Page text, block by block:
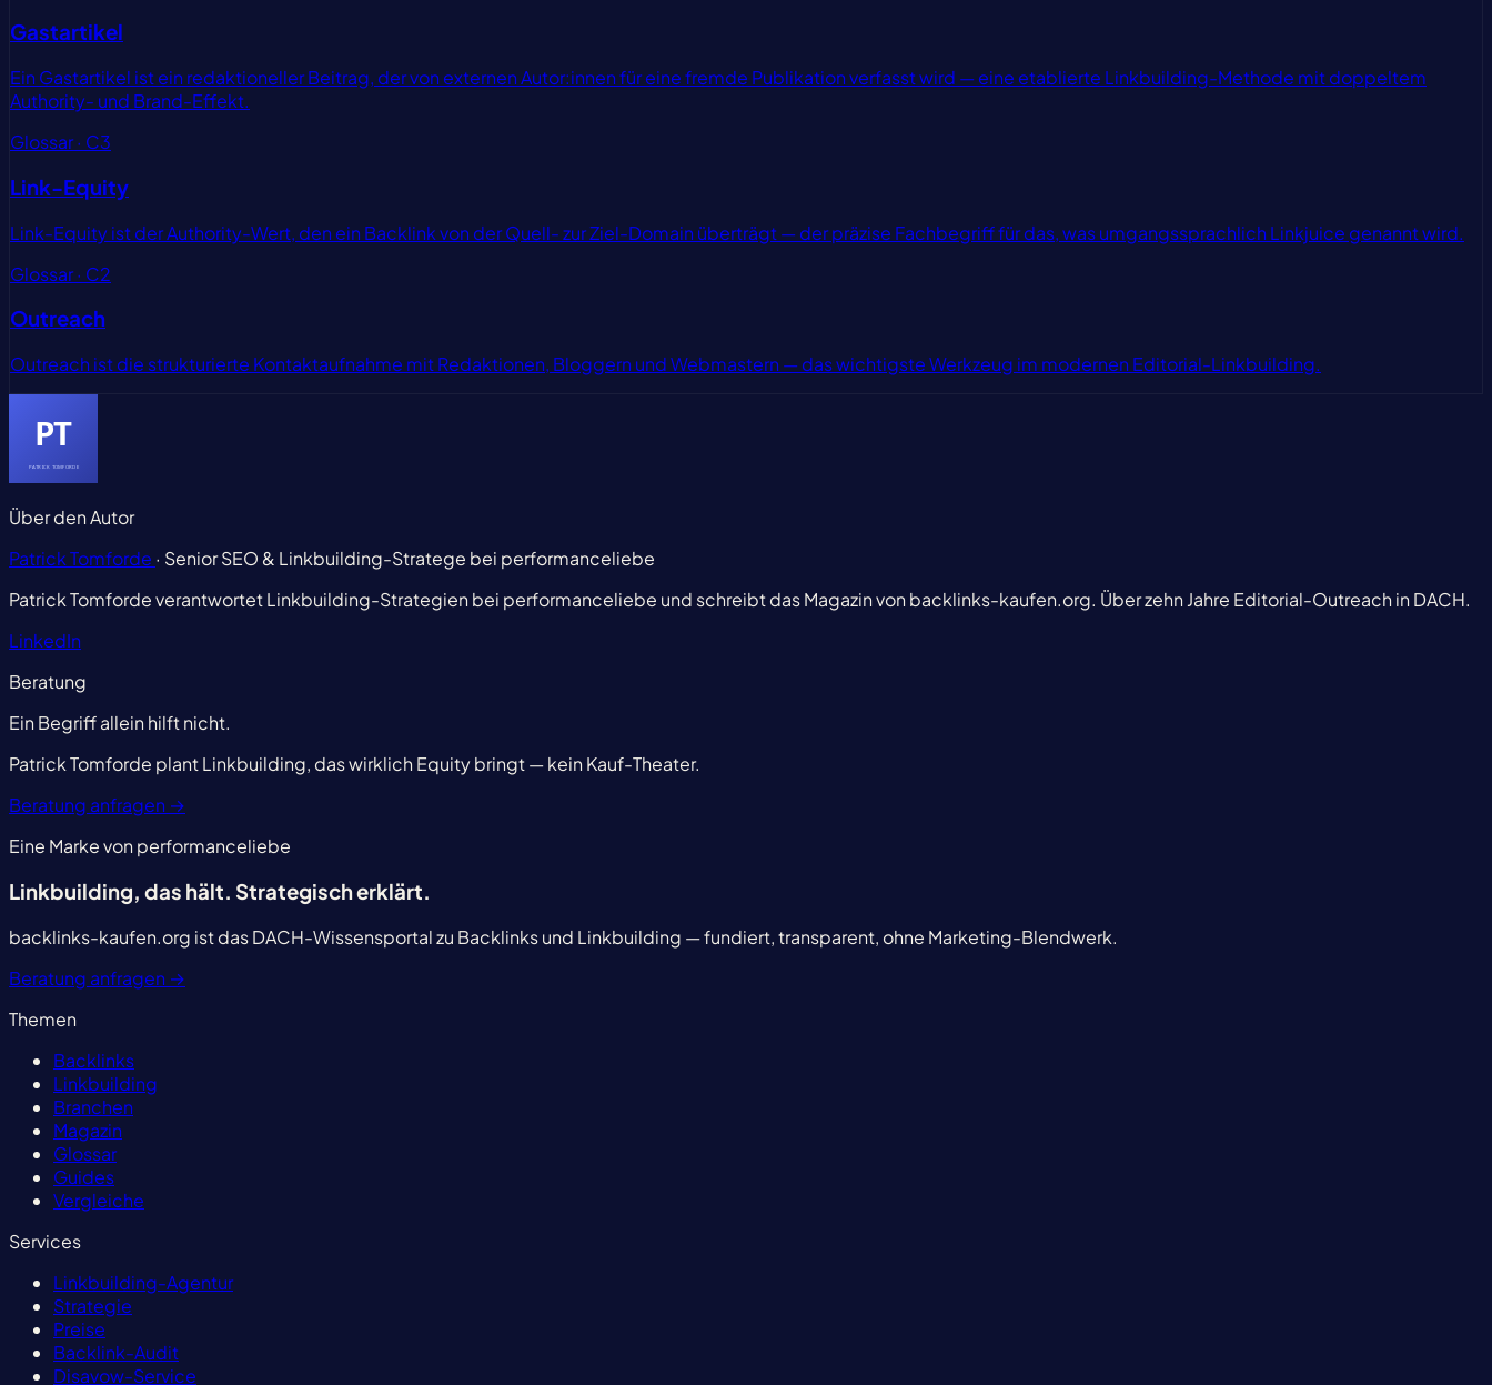
Gastartikel
Ein Gastartikel ist ein redaktioneller Beitrag, der von externen Autor:innen für eine fremde Publikation verfasst wird — eine etablierte Linkbuilding-Methode mit doppeltem
Authority- und Brand-Effekt.
Glossar · C3
Link-Equity
Link-Equity ist der Authority-Wert, den ein Backlink von der Quell- zur Ziel-Domain überträgt — der präzise Fachbegriff für das, was umgangssprachlich Linkjuice genannt wird.
Glossar · C2
Outreach
Outreach ist die strukturierte Kontaktaufnahme mit Redaktionen, Bloggern und Webmastern — das wichtigste Werkzeug im modernen Editorial-Linkbuilding.
Über den Autor
Patrick Tomforde · Senior SEO & Linkbuilding-Stratege bei performanceliebe
Patrick Tomforde verantwortet Linkbuilding-Strategien bei performanceliebe und schreibt das Magazin von backlinks-kaufen.org. Über zehn Jahre Editorial-Outreach in DACH.
LinkedIn
Beratung
Ein Begriff allein hilft nicht.
Patrick Tomforde plant Linkbuilding, das wirklich Equity bringt — kein Kauf-Theater.
Beratung anfragen →
Eine Marke von performanceliebe
Linkbuilding, das hält. Strategisch erklärt.
backlinks-kaufen.org ist das DACH-Wissensportal zu Backlinks und Linkbuilding — fundiert, transparent, ohne Marketing-Blendwerk.
Beratung anfragen →
Themen
Backlinks
Linkbuilding
Branchen
Magazin
Glossar
Guides
Vergleiche
Services
Linkbuilding-Agentur
Strategie
Preise
Backlink-Audit
Disavow-Service